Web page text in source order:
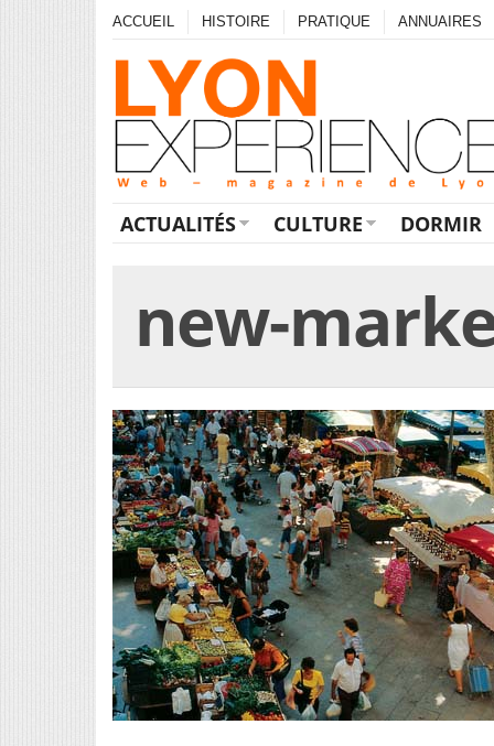
ACCUEIL HISTOIRE PRATIQUE ANNUAIRES
ACTUALITÉS CULTURE DORMIR
new-